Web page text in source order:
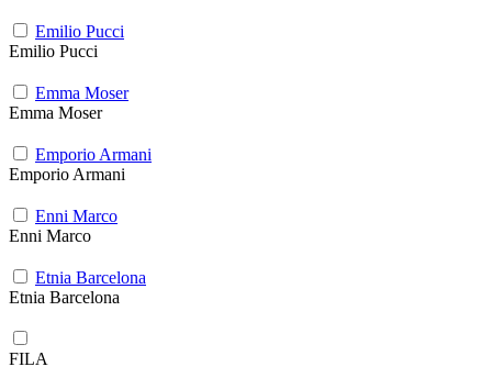
Emilio Pucci
Emilio Pucci
Emma Moser
Emma Moser
Emporio Armani
Emporio Armani
Enni Marco
Enni Marco
Etnia Barcelona
Etnia Barcelona
FILA